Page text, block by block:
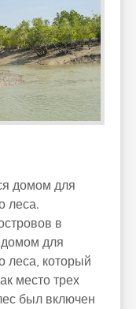
домом для
леса.
в
домом для
леса, который
место трех
был включен